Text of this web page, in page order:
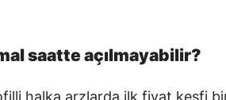
saatte açılmayabilir?
halka arzlarda ilk fiyat keşfi